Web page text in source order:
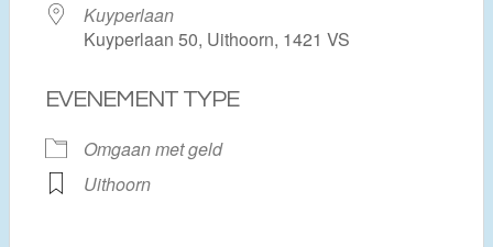
Kuyperlaan
Kuyperlaan 50, Uithoorn, 1421 VS
EVENEMENT TYPE
Omgaan met geld
Uithoorn